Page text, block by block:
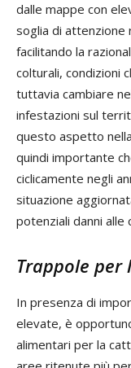
dalle mappe con
soglia di attenzione
facilitando la
colturali, condizioni
tuttavia cambiare
infestazioni sul
questo aspetto
quindi importante
ciclicamente negli
situazione
potenziali danni alle
Trappole per
In presenza di
elevate, è
alimentari per la